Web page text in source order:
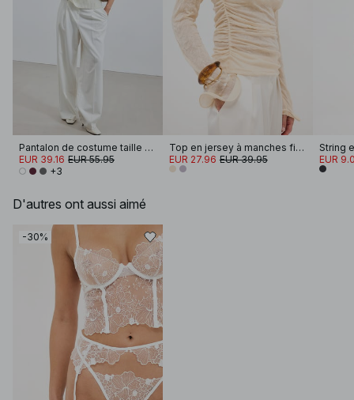
Pantalon de costume taille haute en tissu épais
EUR 39.16 EUR 55.95
+3
Top en jersey à manches filées
EUR 27.96 EUR 39.95
String
EUR
D'autres ont aussi aimé
-30%